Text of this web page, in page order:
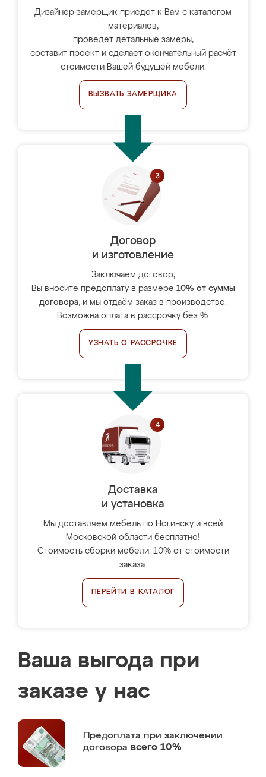
Дизайнер-замерщик приедет к Вам с каталогом
материалов,
проведёт детальные замеры,
составит проект и сделает окончательный расчёт
стоимости Вашей будущей мебели.
ВЫЗВАТЬ ЗАМЕРЩИКА
Договор
и изготовление
Заключаем договор,
Вы вносите предоплату в размере 10% от суммы
договора, и мы отдаём заказ в производство.
Возможна оплата в рассрочку без %.
УЗНАТЬ О РАССРОЧКЕ
Доставка
и установка
Мы доставляем мебель по Ногинску и всей
Московской области бесплатно!
Стоимость сборки мебели: 10% от стоимости
заказа.
ПЕРЕЙТИ В КАТАЛОГ
Ваша выгода при
заказе у нас
Предоплата при заключении
договора всего 10%